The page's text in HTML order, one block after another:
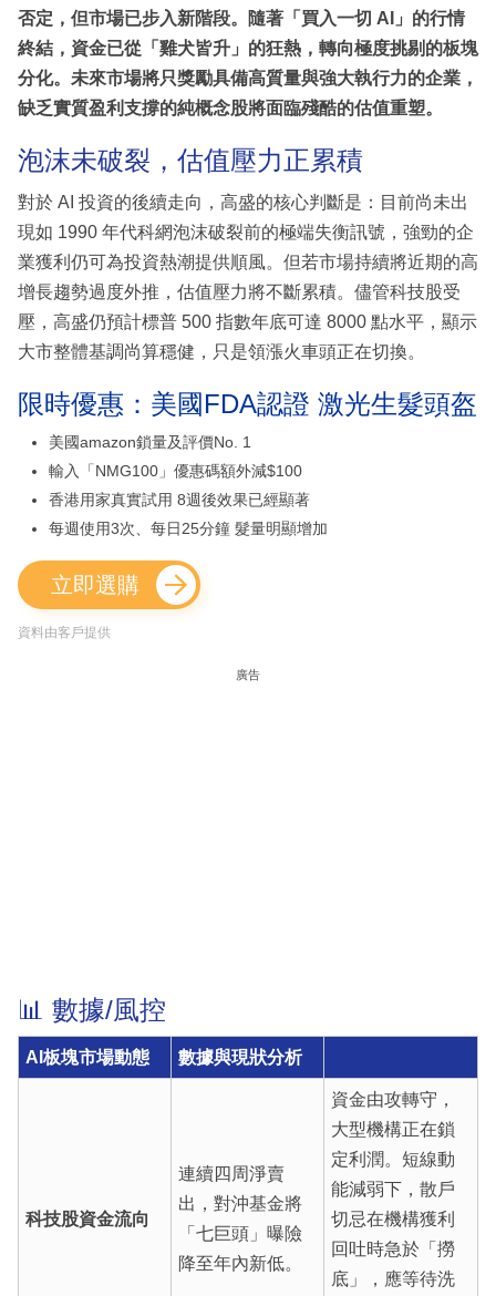
否定，但市場已步入新階段。隨著「買入一切 AI」的行情
終結，資金已從「雞犬皆升」的狂熱，轉向極度挑剔的板塊
分化。未來市場將只獎勵具備高質量與強大執行力的企業，
缺乏實質盈利支撐的純概念股將面臨殘酷的估值重塑。
泡沫未破裂，估值壓力正累積
對於 AI 投資的後續走向，高盛的核心判斷是：目前尚未出
現如 1990 年代科網泡沫破裂前的極端失衡訊號，強勁的企
業獲利仍可為投資熱潮提供順風。但若市場持續將近期的高
增長趨勢過度外推，估值壓力將不斷累積。儘管科技股受
壓，高盛仍預計標普 500 指數年底可達 8000 點水平，顯示
大市整體基調尚算穩健，只是領漲火車頭正在切換。
限時優惠：美國FDA認證 激光生髮頭盔
美國amazon鎖量及評價No. 1
輸入「NMG100」優惠碼額外減$100
香港用家真實試用 8週後效果已經顯著
每週使用3次、每日25分鐘 髮量明顯增加
立即選購
資料由客戶提供
廣告
📊 數據/風控
AI板塊市場動態 數據與現狀分析
科技股資金流向
連續四周淨賣
出，對沖基金將
「七巨頭」曝險
降至年內新低。
資金由攻轉守，
大型機構正在鎖
定利潤。短線動
能減弱下，散戶
切忌在機構獲利
回吐時急於「撈
底」，應等待洗